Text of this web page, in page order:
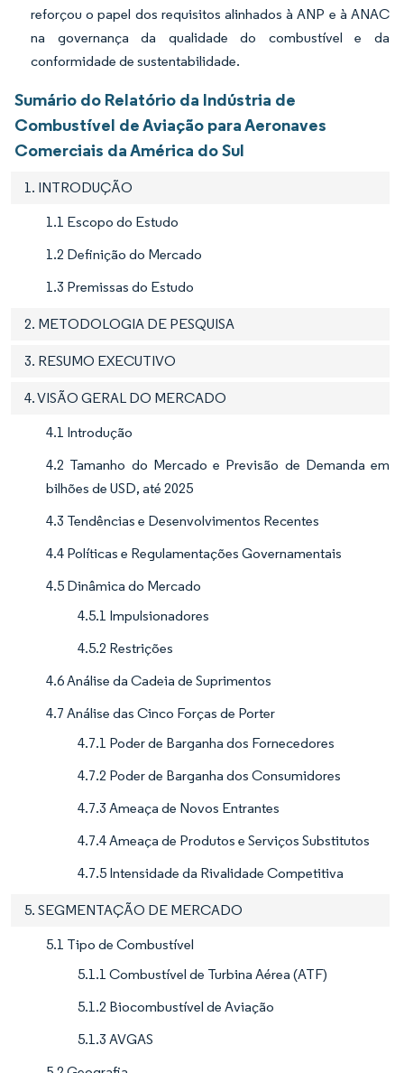
reforçou o papel dos requisitos alinhados à ANP e à ANAC
na governança da qualidade do combustível e da
conformidade de sustentabilidade.
Sumário do Relatório da Indústria de
Combustível de Aviação para Aeronaves
Comerciais da América do Sul
1. INTRODUÇÃO
1.1 Escopo do Estudo
1.2 Definição do Mercado
1.3 Premissas do Estudo
2. METODOLOGIA DE PESQUISA
3. RESUMO EXECUTIVO
4. VISÃO GERAL DO MERCADO
4.1 Introdução
4.2 Tamanho do Mercado e Previsão de Demanda em
bilhões de USD, até 2025
4.3 Tendências e Desenvolvimentos Recentes
4.4 Políticas e Regulamentações Governamentais
4.5 Dinâmica do Mercado
4.5.1 Impulsionadores
4.5.2 Restrições
4.6 Análise da Cadeia de Suprimentos
4.7 Análise das Cinco Forças de Porter
4.7.1 Poder de Barganha dos Fornecedores
4.7.2 Poder de Barganha dos Consumidores
4.7.3 Ameaça de Novos Entrantes
4.7.4 Ameaça de Produtos e Serviços Substitutos
4.7.5 Intensidade da Rivalidade Competitiva
5. SEGMENTAÇÃO DE MERCADO
5.1 Tipo de Combustível
5.1.1 Combustível de Turbina Aérea (ATF)
5.1.2 Biocombustível de Aviação
5.1.3 AVGAS